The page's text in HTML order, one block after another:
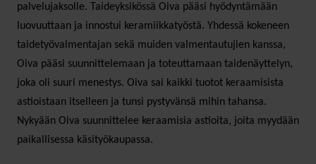
palvelujaksolle. Taide­yksikössä Oiva pääsi hyödyntämään
luovuuttaan ja innostui keramiikkatyöstä. Yhdessä kokeneen
taidetyövalmentajan sekä muiden valmentautujien kanssa,
Oiva pääsi suunnittelemaan ja toteuttamaan taidenäyttelyn,
joka oli suuri menestys. Oiva sai kaikki tuotot keraamisista
astioistaan itselleen ja tunsi pystyvänsä mihin tahansa.
Nykyään Oiva suunnittelee keraamisia astioita, joita myydään
paikallisessa käsityökaupassa.